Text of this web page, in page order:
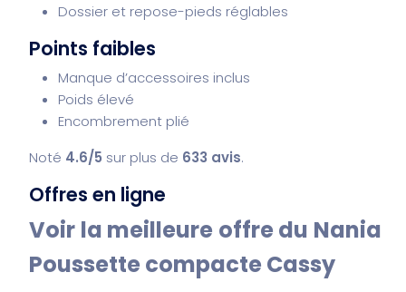
Dossier et repose-pieds réglables
Points faibles
Manque d’accessoires inclus
Poids élevé
Encombrement plié
Noté 4.6/5 sur plus de 633 avis.
Offres en ligne
Voir la meilleure offre du Nania
Poussette compacte Cassy